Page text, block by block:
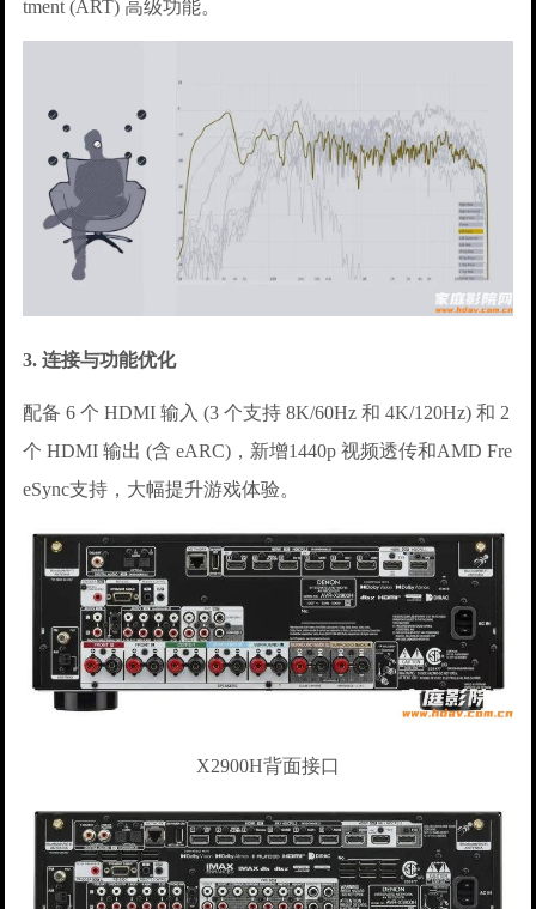
tment (ART) 高级功能。
3. 连接与功能优化
配备 6 个 HDMI 输入 (3 个支持 8K/60Hz 和 4K/120Hz) 和 2
个 HDMI 输出 (含 eARC)，新增1440p 视频透传和AMD Fre
eSync支持，大幅提升游戏体验。
X2900H背面接口